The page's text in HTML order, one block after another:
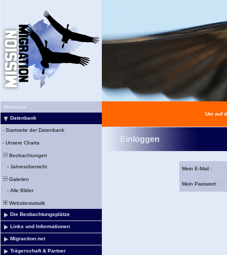
Startseite
Datenbank
- Startseite der Datenbank
- Unsere Charta
Beobachtungen
- Jahresübersicht
Galerien
- Alle Bilder
Websitestatistik
Die Beobachtungsplätze
Links und Informationen
Migraction.net
Trägerschaft & Partner
Um auf
Einloggen
Mein E-Mail :
Mein Passwort :